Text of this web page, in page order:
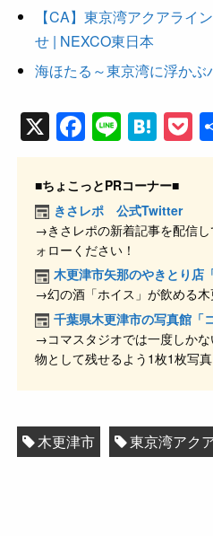
【CA】東京湾アクアラ
せ | NEXCO東日本
海ほたる～東京湾に浮かぶ
X F
a
c
e
b
o
o
k
Li
n
e
H
at
e
n
a
P
o
■ちょこっとPRコーナー■
きさレポ 公式Twitter
→きさレポの新着記事を配信
ォローください！
木更津市矢那のやきとり店
→幻の酒「ホイス」が飲める
千葉県木更津市の写真館「
→コマスタジオでは一度しか
物として残せるよう1枚1枚写
木更津市 東京湾アク